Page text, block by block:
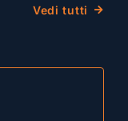
Vedi tutti